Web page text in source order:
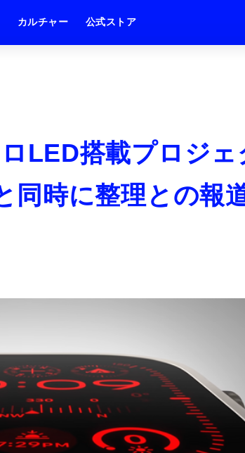
カルチャー 公式ストア
LED搭載プロジェ
時に整理との報